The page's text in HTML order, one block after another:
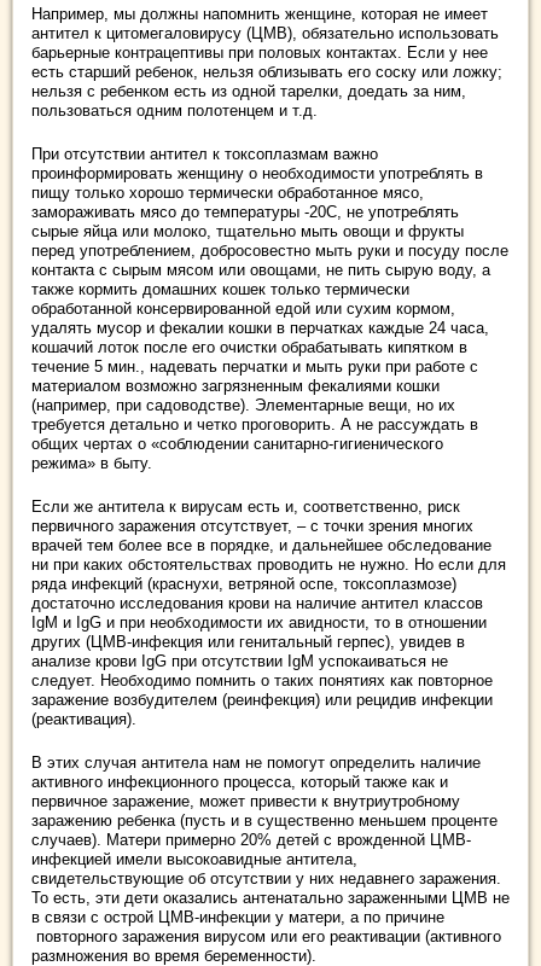
Например, мы должны напомнить женщине, которая не имеет
антител к цитомегаловирусу (ЦМВ), обязательно использовать
барьерные контрацептивы при половых контактах. Если у нее
есть старший ребенок, нельзя облизывать его соску или ложку;
нельзя с ребенком есть из одной тарелки, доедать за ним,
пользоваться одним полотенцем и т.д.
При отсутствии антител к токсоплазмам важно
проинформировать женщину о необходимости употреблять в
пищу только хорошо термически обработанное мясо,
замораживать мясо до температуры -20С, не употреблять
сырые яйца или молоко, тщательно мыть овощи и фрукты
перед употреблением, добросовестно мыть руки и посуду после
контакта с сырым мясом или овощами, не пить сырую воду, а
также кормить домашних кошек только термически
обработанной консервированной едой или сухим кормом,
удалять мусор и фекалии кошки в перчатках каждые 24 часа,
кошачий лоток после его очистки обрабатывать кипятком в
течение 5 мин., надевать перчатки и мыть руки при работе с
материалом возможно загрязненным фекалиями кошки
(например, при садоводстве). Элементарные вещи, но их
требуется детально и четко проговорить. А не рассуждать в
общих чертах о «соблюдении санитарно-гигиенического
режима» в быту.
Если же антитела к вирусам есть и, соответственно, риск
первичного заражения отсутствует, – с точки зрения многих
врачей тем более все в порядке, и дальнейшее обследование
ни при каких обстоятельствах проводить не нужно. Но если для
ряда инфекций (краснухи, ветряной оспе, токсоплазмозе)
достаточно исследования крови на наличие антител классов
IgМ и IgG и при необходимости их авидности, то в отношении
других (ЦМВ-инфекция или генитальный герпес), увидев в
анализе крови IgG при отсутствии IgМ успокаиваться не
следует. Необходимо помнить о таких понятиях как повторное
заражение возбудителем (реинфекция) или рецидив инфекции
(реактивация).
В этих случая антитела нам не помогут определить наличие
активного инфекционного процесса, который также как и
первичное заражение, может привести к внутриутробному
заражению ребенка (пусть и в существенно меньшем проценте
случаев). Матери примерно 20% детей с врожденной ЦМВ-
инфекцией имели высокоавидные антитела,
свидетельствующие об отсутствии у них недавнего заражения.
То есть, эти дети оказались антенатально зараженными ЦМВ не
в связи с острой ЦМВ-инфекции у матери, а по причине
повторного заражения вирусом или его реактивации (активного
размножения во время беременности).